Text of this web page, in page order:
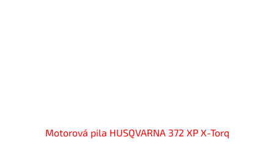
Motorová pila HUSQVARNA 372 XP X-Torq